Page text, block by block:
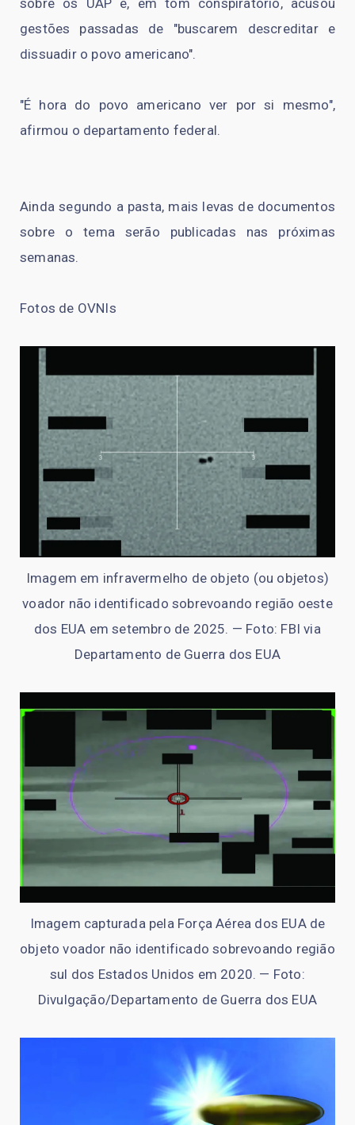
sobre os UAP e, em tom conspiratório, acusou
gestões passadas de "buscarem descreditar e
dissuadir o povo americano".
"É hora do povo americano ver por si mesmo",
afirmou o departamento federal.
Ainda segundo a pasta, mais levas de documentos
sobre o tema serão publicadas nas próximas
semanas.
Fotos de OVNIs
Imagem em infravermelho de objeto (ou objetos)
voador não identificado sobrevoando região oeste
dos EUA em setembro de 2025. — Foto: FBI via
Departamento de Guerra dos EUA
Imagem capturada pela Força Aérea dos EUA de
objeto voador não identificado sobrevoando região
sul dos Estados Unidos em 2020. — Foto:
Divulgação/Departamento de Guerra dos EUA